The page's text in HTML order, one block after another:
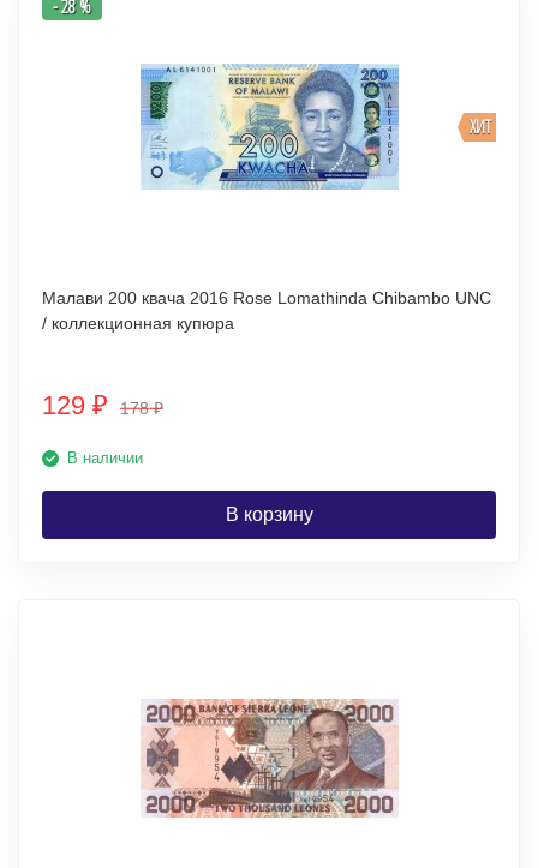
ХИТ
- 28 %
Малави 200 квача 2016 Rose Lomathinda Chibambo UNC
/ коллекционная купюра
129 ₽ 178₽
В наличии
В корзину